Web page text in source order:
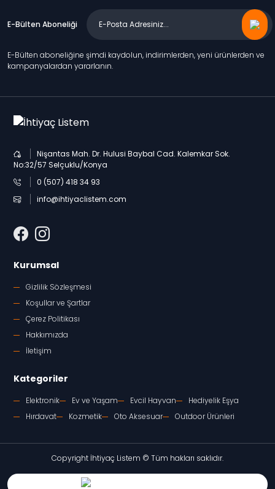
E-Bülten Aboneliği
E-Bülten aboneliğine şimdi kaydolun, indirimlerden, yeni ürünlerden ve
kampanyalardan yararlanın.
Nişantas Mah. Dr. Hulusi Baybal Cad. Kalemkar Sok.
No:32/57 Selçuklu/Konya
0 (507) 418 34 93
info@ihtiyaclistem.com
Kurumsal
Gizlilik Sözleşmesi
Koşullar ve Şartlar
Çerez Politikası
Hakkımızda
İletişim
Kategoriler
Elektronik Ev ve Yaşam Evcil Hayvan
Hediyelik Eşya
Hırdavat
Kozmetik Oto Aksesuar Outdoor Ürünleri
Copyright İhtiyaç Listem © Tüm hakları saklıdır.